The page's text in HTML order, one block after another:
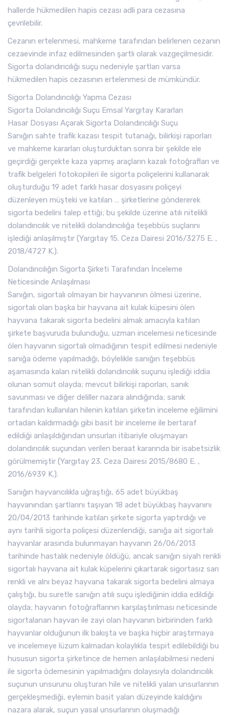
hallerde hükmedilen hapis cezası adli para cezasına
çevrilebilir.
Cezanın ertelenmesi, mahkeme tarafından belirlenen cezanın
cezaevinde infaz edilmesinden şartlı olarak vazgeçilmesidir.
Sigorta dolandırıcılığı suçu nedeniyle şartları varsa
hükmedilen hapis cezasının ertelenmesi de mümkündür.
Sigorta Dolandırıcılığı Yapma Cezası
Sigorta Dolandırıcılığı Suçu Emsal Yargıtay Kararları
Hasar Dosyası Açarak Sigorta Dolandırıcılığı Suçu
Sanığın sahte trafik kazası tespit tutanağı, bilirkişi raporları
ve mahkeme kararları oluşturduktan sonra bir şekilde ele
geçirdiği gerçekte kaza yapmış araçların kazalı fotoğrafları ve
trafik belgeleri fotokopileri ile sigorta poliçelerini kullanarak
oluşturduğu 19 adet farklı hasar dosyasını poliçeyi
düzenleyen müşteki ve katılan … şirketlerine göndererek
sigorta bedelini talep ettiği; bu şekilde üzerine atılı nitelikli
dolandırıcılık ve nitelikli dolandırıcılığa teşebbüs suçlarını
işlediği anlaşılmıştır (Yargıtay 15. Ceza Dairesi 2016/3275 E. ,
2018/4727 K.).
Dolandırıcılığın Sigorta Şirketi Tarafından İnceleme
Neticesinde Anlaşılması
Sanığın, sigortalı olmayan bir hayvanının ölmesi üzerine,
sigortalı olan başka bir hayvana ait kulak küpesini ölen
hayvana takarak sigorta bedelini almak amacıyla katılan
şirkete başvuruda bulunduğu, uzman incelemesi neticesinde
ölen hayvanın sigortalı olmadığının tespit edilmesi nedeniyle
sanığa ödeme yapılmadığı, böylelikle sanığın teşebbüs
aşamasında kalan nitelikli dolandırıcılık suçunu işlediği iddia
olunan somut olayda; mevcut bilirkişi raporları, sanık
savunması ve diğer deliller nazara alındığında; sanık
tarafından kullanılan hilenin katılan şirketin inceleme eğilimini
ortadan kaldırmadığı gibi basit bir inceleme ile bertaraf
edildiği anlaşıldığından unsurları itibariyle oluşmayan
dolandırıcılık suçundan verilen beraat kararında bir isabetsizlik
görülmemiştir (Yargıtay 23. Ceza Dairesi 2015/8680 E. ,
2016/6939 K.).
Sanığın hayvancılıkla uğraştığı, 65 adet büyükbaş
hayvanından şartlarını taşıyan 18 adet büyükbaş hayvanını
20/04/2013 tarihinde katılan şirkete sigorta yaptırdığı ve
aynı tarihli sigorta poliçesi düzenlendiği, sanığa ait sigortalı
hayvanlar arasında bulunmayan hayvanın 26/06/2013
tarihinde hastalık nedeniyle öldüğü, ancak sanığın siyah renkli
sigortalı hayvana ait kulak küpelerini çıkartarak sigortasız sarı
renkli ve alnı beyaz hayvana takarak sigorta bedelini almaya
çalıştığı, bu suretle sanığın atılı suçu işlediğinin iddia edildiği
olayda; hayvanın fotoğraflarının karşılaştırılması neticesinde
sigortalanan hayvan ile zayi olan hayvanın birbirinden farklı
hayvanlar olduğunun ilk bakışta ve başka hiçbir araştırmaya
ve incelemeye lüzum kalmadan kolaylıkla tespit edilebildiği bu
hususun sigorta şirketince de hemen anlaşılabilmesi nedeni
ile sigorta ödemesinin yapılmadığını dolayısıyla dolandırıcılık
suçunun unsurunu oluşturan hile ve nitelikli yalan unsurlarının
gerçekleşmediği, eylemin basit yalan düzeyinde kaldığını
nazara alarak, suçun yasal unsurlarının oluşmadığı